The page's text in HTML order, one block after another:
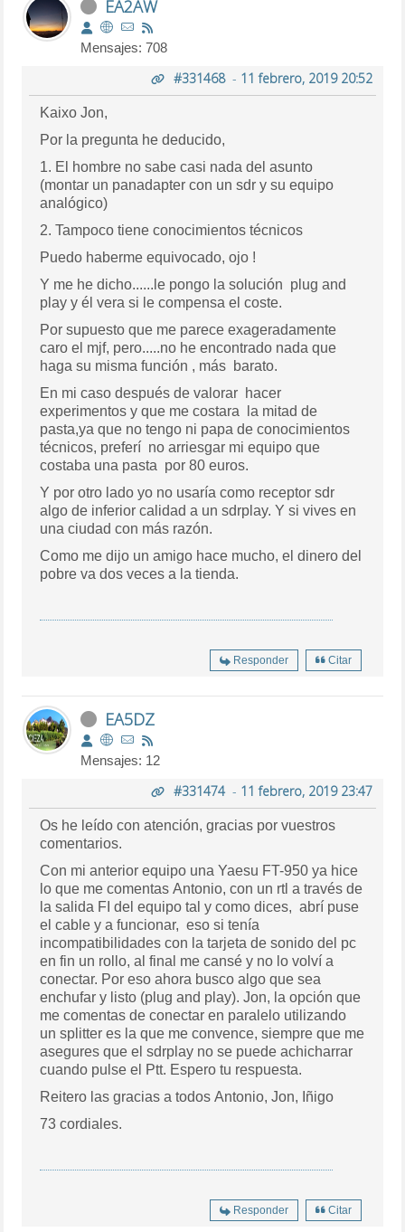
EA2AW
Mensajes: 708
#331468- 11 febrero, 2019 20:52
Kaixo Jon,
Por la pregunta he deducido,
1. El hombre no sabe casi nada del asunto
(montar un panadapter con un sdr y su equipo
analógico)
2. Tampoco tiene conocimientos técnicos
Puedo haberme equivocado, ojo !
Y me he dicho......le pongo la solución plug and
play y él vera si le compensa el coste.
Por supuesto que me parece exageradamente
caro el mjf, pero.....no he encontrado nada que
haga su misma función , más barato.
En mi caso después de valorar hacer
experimentos y que me costara la mitad de
pasta,ya que no tengo ni papa de conocimientos
técnicos, preferí no arriesgar mi equipo que
costaba una pasta por 80 euros.
Y por otro lado yo no usaría como receptor sdr
algo de inferior calidad a un sdrplay. Y si vives en
una ciudad con más razón.
Como me dijo un amigo hace mucho, el dinero del
pobre va dos veces a la tienda.
Responder Citar
EA5DZ
Mensajes: 12
#331474- 11 febrero, 2019 23:47
Os he leído con atención, gracias por vuestros
comentarios.
Con mi anterior equipo una Yaesu FT-950 ya hice
lo que me comentas Antonio, con un rtl a través de
la salida FI del equipo tal y como dices, abrí puse
el cable y a funcionar, eso si tenía
incompatibilidades con la tarjeta de sonido del pc
en fin un rollo, al final me cansé y no lo volví a
conectar. Por eso ahora busco algo que sea
enchufar y listo (plug and play). Jon, la opción que
me comentas de conectar en paralelo utilizando
un splitter es la que me convence, siempre que me
asegures que el sdrplay no se puede achicharrar
cuando pulse el Ptt. Espero tu respuesta.
Reitero las gracias a todos Antonio, Jon, Iñigo
73 cordiales.
Responder Citar